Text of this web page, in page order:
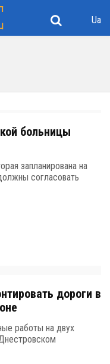
Ua
больницы
запланирована на
согласовать
дороги в
работы на двух